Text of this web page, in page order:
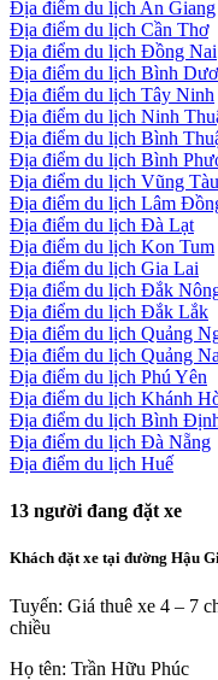
Địa điểm du lịch An Giang
Địa điểm du lịch Cần Thơ
Địa điểm du lịch Đồng Nai
Địa điểm du lịch Bình
Địa điểm du lịch Tây Ninh
Địa điểm du lịch Ninh
Địa điểm du lịch Bình
Địa điểm du lịch Bình
Địa điểm du lịch Vũng Tàu
Địa điểm du lịch Lâm
Địa điểm du lịch Đà Lạt
Địa điểm du lịch Kon Tum
Địa điểm du lịch Gia Lai
Địa điểm du lịch Đắk
Địa điểm du lịch Đắk Lắk
Địa điểm du lịch Quảng
Địa điểm du lịch Quảng
Địa điểm du lịch Phú Yên
Địa điểm du lịch Khánh
Địa điểm du lịch Bình
Địa điểm du lịch Đà Nẵng
Địa điểm du lịch Huế
13 người đang đặt xe
Khách đặt xe tại đường Hậu
Tuyến: Giá thuê xe 4 – 7
chiều
Họ tên: Trần Hữu Phúc